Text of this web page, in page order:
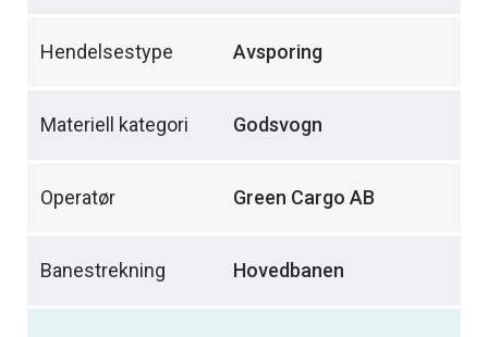
Hendelsestype Avsporing
Materiell kategori Godsvogn
Operatør Green Cargo AB
Banestrekning Hovedbanen